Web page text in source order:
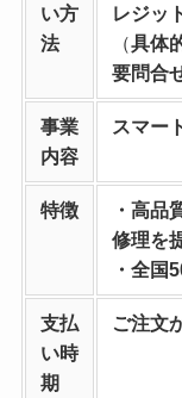
い方
法
レジッ
（具体
要問合
事業
内容
スマー
特徴
・高品
修理を
・全国
支払
い時
期
ご注文